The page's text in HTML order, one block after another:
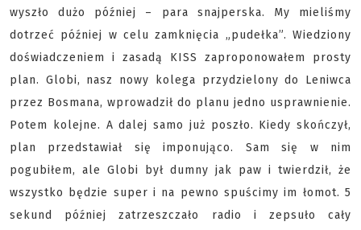
wyszło dużo później – para snajperska. My mieliśmy
dotrzeć później w celu zamknięcia „pudełka”. Wiedziony
doświadczeniem i zasadą KISS zaproponowałem prosty
plan. Globi, nasz nowy kolega przydzielony do Leniwca
przez Bosmana, wprowadził do planu jedno usprawnienie.
Potem kolejne. A dalej samo już poszło. Kiedy skończył,
plan przedstawiał się imponująco. Sam się w nim
pogubiłem, ale Globi był dumny jak paw i twierdził, że
wszystko będzie super i na pewno spuścimy im łomot. 5
sekund później zatrzeszczało radio i zepsuło cały